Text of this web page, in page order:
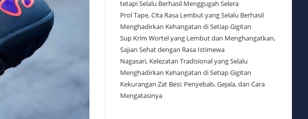
tetapi Selalu Berhasil Menggugah Selera
Prol Tape, Cita Rasa Lembut yang Selalu Berhasil
Menghadirkan Kehangatan di Setiap Gigitan
Sup Krim Wortel yang Lembut dan Menghangatkan,
Sajian Sehat dengan Rasa Istimewa
Nagasari, Kelezatan Tradisional yang Selalu
Menghadirkan Kehangatan di Setiap Gigitan
Kekurangan Zat Besi: Penyebab, Gejala, dan Cara
Mengatasinya